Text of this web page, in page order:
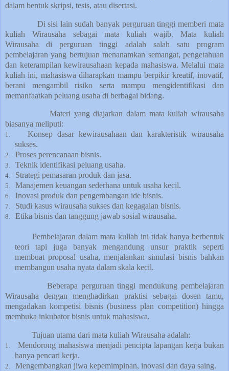
dalam bentuk skripsi, tesis, atau disertasi.
Di sisi lain sudah banyak perguruan tinggi memberi mata
kuliah Wirausaha sebagai mata kuliah wajib. Mata kuliah
Wirausaha di perguruan tinggi adalah salah satu program
pembelajaran yang bertujuan menanamkan semangat, pengetahuan
dan keterampilan kewirausahaan kepada mahasiswa. Melalui mata
kuliah ini, mahasiswa diharapkan mampu berpikir kreatif, inovatif,
berani mengambil risiko serta mampu mengidentifikasi dan
memanfaatkan peluang usaha di berbagai bidang.
Materi yang diajarkan dalam mata kuliah wirausaha
biasanya meliputi:
1.
Konsep dasar kewirausahaan dan karakteristik wirausaha
sukses.
2. Proses perencanaan bisnis.
3. Teknik identifikasi peluang usaha.
4. Strategi pemasaran produk dan jasa.
5. Manajemen keuangan sederhana untuk usaha kecil.
6. Inovasi produk dan pengembangan ide bisnis.
7. Studi kasus wirausaha sukses dan kegagalan bisnis.
8. Etika bisnis dan tanggung jawab sosial wirausaha.
Pembelajaran dalam mata kuliah ini tidak hanya berbentuk
teori tapi juga banyak mengandung unsur praktik seperti
membuat proposal usaha, menjalankan simulasi bisnis bahkan
membangun usaha nyata dalam skala kecil.
Beberapa perguruan tinggi mendukung pembelajaran
Wirausaha dengan menghadirkan praktisi sebagai dosen tamu,
mengadakan kompetisi bisnis (business plan competition) hingga
membuka inkubator bisnis untuk mahasiswa.
Tujuan utama dari mata kuliah Wirausaha adalah:
1.
Mendorong mahasiswa menjadi pencipta lapangan kerja bukan
hanya pencari kerja.
2. Mengembangkan jiwa kepemimpinan, inovasi dan daya saing.